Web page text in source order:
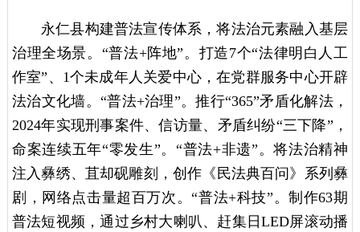
永仁县构建普法宣传体系，将法治元素融入基层
治理全场景。“普法+阵地”。打造7个“法律明白人工
作室”、1个未成年人关爱中心，在党群服务中心开辟
法治文化墙。“普法+治理”。推行“365”矛盾化解法，
2024年实现刑事案件、信访量、矛盾纠纷“三下降”，
命案连续五年“零发生”。“普法+非遗”。将法治精神
注入彝绣、苴却砚雕刻，创作《民法典百问》系列彝
剧，网络点击量超百万次。“普法+科技”。制作63期
普法短视频，通过乡村大喇叭、赶集日LED屏滚动播